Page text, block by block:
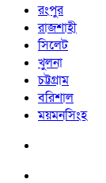
রংপুর
রাজশাহী
সিলেট
খুলনা
চট্টগ্রাম
বরিশাল
ময়মনসিংহ